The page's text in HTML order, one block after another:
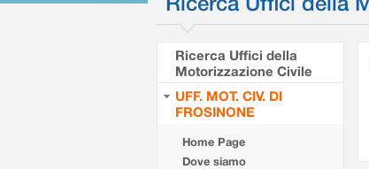
Ricerca Uffici della
Motorizzazione Civile
UFF. MOT. CIV. DI
FROSINONE
Home Page
Dove siamo